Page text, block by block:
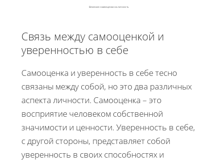
Влияние самооценки на личность
Связь между самооценкой и
уверенностью в себе
Самооценка и уверенность в себе тесно
связаны между собой, но это два различных
аспекта личности. Самооценка – это
восприятие человеком собственной
значимости и ценности. Уверенность в себе,
с другой стороны, представляет собой
уверенность в своих способностях и